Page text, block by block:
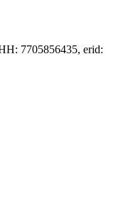
7705856435, erid: